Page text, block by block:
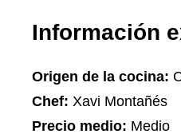
Información
Origen de la cocina:
Chef: Xavi Montañés
Precio medio: Medio